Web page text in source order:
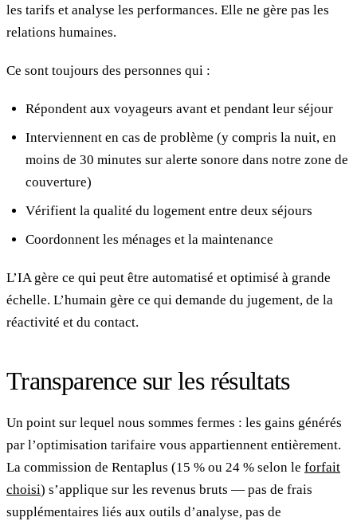
les tarifs et analyse les performances. Elle ne gère pas les
relations humaines.
Ce sont toujours des personnes qui :
Répondent aux voyageurs avant et pendant leur séjour
Interviennent en cas de problème (y compris la nuit, en
moins de 30 minutes sur alerte sonore dans notre zone de
couverture)
Vérifient la qualité du logement entre deux séjours
Coordonnent les ménages et la maintenance
L’IA gère ce qui peut être automatisé et optimisé à grande
échelle. L’humain gère ce qui demande du jugement, de la
réactivité et du contact.
Transparence sur les résultats
Un point sur lequel nous sommes fermes : les gains générés
par l’optimisation tarifaire vous appartiennent entièrement.
La commission de Rentaplus (15 % ou 24 % selon le forfait
choisi) s’applique sur les revenus bruts — pas de frais
supplémentaires liés aux outils d’analyse, pas de